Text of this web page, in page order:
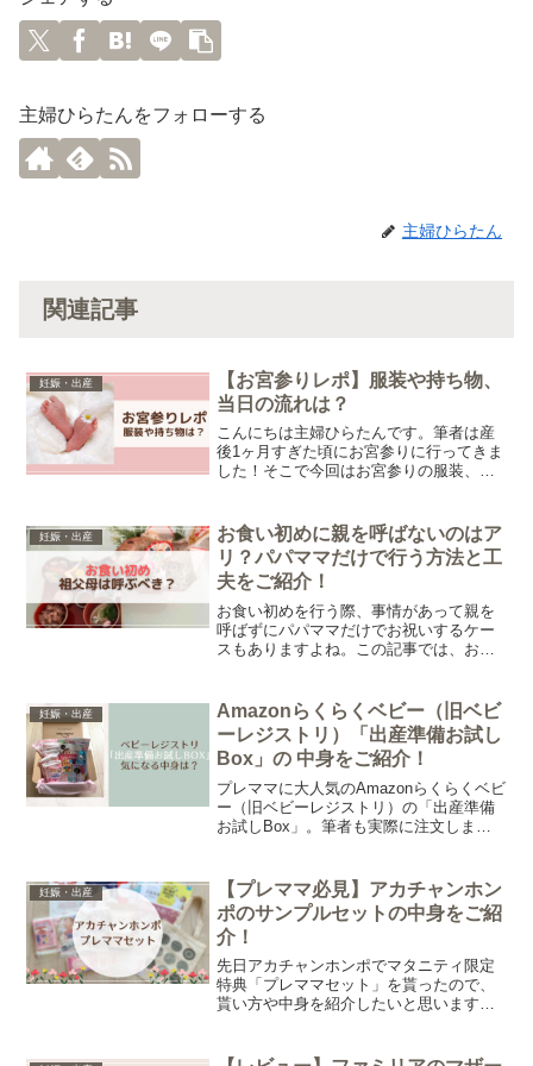
主婦ひらたんをフォローする
主婦ひらたん
関連記事
妊娠・出産
【お宮参りレポ】服装や持ち物、
当日の流れは？
こんにちは主婦ひらたんです。筆者は産
後1ヶ月すぎた頃にお宮参りに行ってきま
した！そこで今回はお宮参りの服装、持
妊娠・出産
お食い初めに親を呼ばないのはア
リ？パパママだけで行う方法と工
夫をご紹介！
お食い初めを行う際、事情があって親を
呼ばずにパパママだけでお祝いするケー
スもありますよね。この記事では、お食
けで行う場合の準備や流れについて体験
談も交えながらご紹介します。
妊娠・出産
Amazonらくらくベビー（旧ベビ
ーレジストリ）「出産準備お試し
Box」の 中身をご紹介！
プレママに大人気のAmazonらくらくベビ
ー（旧ベビーレジストリ）の「出産準備
お試しBox」。筆者も実際に注文しまし
についてご紹介します。
妊娠・出産
【プレママ必見】アカチャンホン
ポのサンプルセットの中身をご紹
介！
先日アカチャンホンポでマタニティ限定
特典「プレママセット」を貰ったので、
貰い方や中身を紹介したいと思います。
にしてみてくださいね。